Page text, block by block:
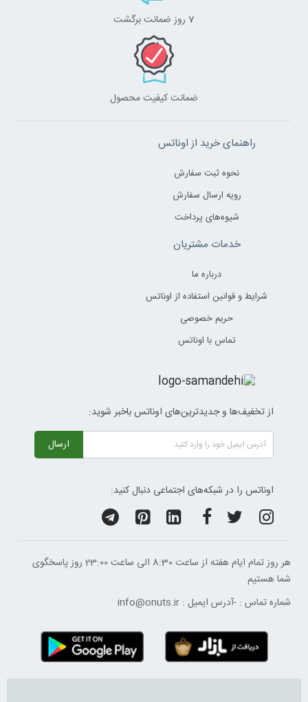
7 روز ضمانت برگشت
ضمانت کیفیت محصول
راهنمای خرید از اوناتس
نحوه ثبت سفارش
رویه ارسال سفارش
شیوه‌های پرداخت
خدمات مشتریان
درباره ما
شرایط و قوانین استفاده از اوناتس
حریم خصوصی
تماس با اوناتس
از تخفیف‌ها و جدیدترین‌های اوناتس باخبر شوید:
ارسال
اوناتس را در شبکه‌های اجتماعی دنبال کنید:
هر روز تمام ایام هفته از ساعت 8:30 الی ساعت 23:00 ‌روز پاسخگوی
شما هستیم
شماره تماس : -آدرس ایمیل : info@onuts.ir